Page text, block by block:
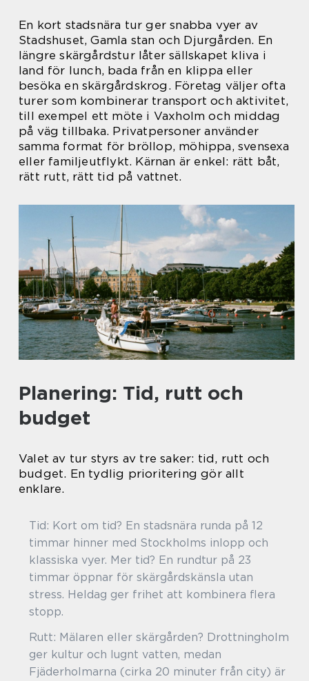
En kort stadsnära tur ger snabba vyer av
Stadshuset, Gamla stan och Djurgården. En
längre skärgårdstur låter sällskapet kliva i
land för lunch, bada från en klippa eller
besöka en skärgårdskrog. Företag väljer ofta
turer som kombinerar transport och aktivitet,
till exempel ett möte i Vaxholm och middag
på väg tillbaka. Privatpersoner använder
samma format för bröllop, möhippa, svensexa
eller familjeutflykt. Kärnan är enkel: rätt båt,
rätt rutt, rätt tid på vattnet.
Planering: Tid, rutt och
budget
Valet av tur styrs av tre saker: tid, rutt och
budget. En tydlig prioritering gör allt
enklare.
Tid: Kort om tid? En stadsnära runda på 12
timmar hinner med Stockholms inlopp och
klassiska vyer. Mer tid? En rundtur på 23
timmar öppnar för skärgårdskänsla utan
stress. Heldag ger frihet att kombinera flera
stopp.
Rutt: Mälaren eller skärgården? Drottningholm
ger kultur och lugnt vatten, medan
Fjäderholmarna (cirka 20 minuter från city) är